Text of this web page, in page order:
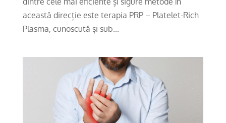
această direcție este terapia PRP – Platelet-Rich
Plasma, cunoscută și sub...